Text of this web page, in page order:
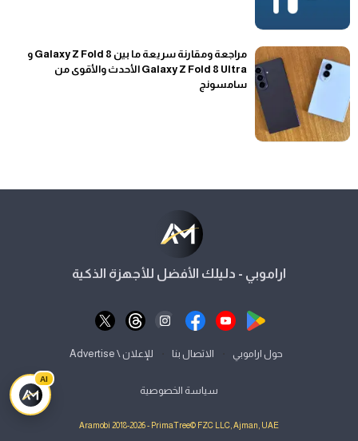
مراجعة ومقارنة سريعة ما بين Galaxy Z Fold 8 و
Galaxy Z Fold 8 Ultra الأحدث والأقوى من
سامسونج
اراموبي - دليلك الأفضل للأجهزة الذكية
حول اراموبي الاتصال بنا للإعلان \ Advertise
سياسة الخصوصية
Aramobi 2018-2026 - PrimaTree© FZC LLC, Ajman, UAE
AI